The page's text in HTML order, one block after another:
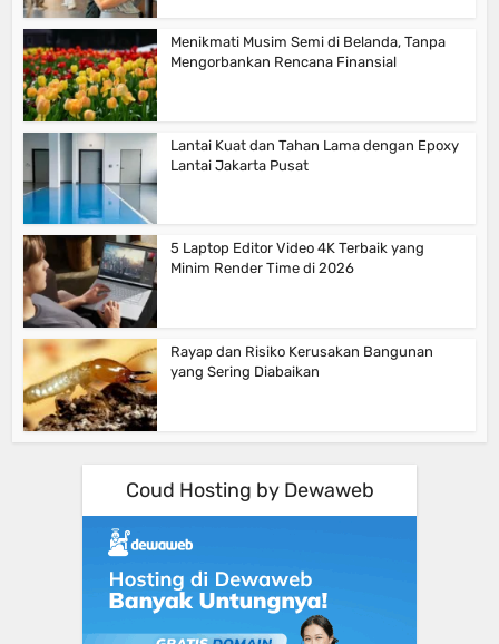
Menikmati Musim Semi di Belanda, Tanpa
Mengorbankan Rencana Finansial
Lantai Kuat dan Tahan Lama dengan Epoxy
Lantai Jakarta Pusat
5 Laptop Editor Video 4K Terbaik yang
Minim Render Time di 2026
Rayap dan Risiko Kerusakan Bangunan
yang Sering Diabaikan
Coud Hosting by Dewaweb